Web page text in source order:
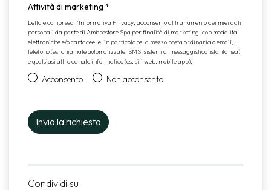
Attività di marketing *
Letta e compresa l’Informativa Privacy, acconsento al trattamento dei miei dati
personali da parte di Ambrostore Spa per finalità di marketing, con modalità
elettroniche e/o cartacee, e, in particolare, a mezzo posta ordinaria o email,
telefono (es. chiamate automatizzate, SMS, sistemi di messaggistica istantanea),
e qualsiasi altro canale informatico (es. siti web, mobile app).
Acconsento Non acconsento
Condividi su